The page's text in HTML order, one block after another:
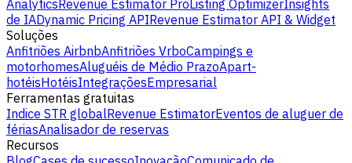
Analytics Revenue Estimator Pro Listing OptimizerInsights
de IADynamic Pricing APIRevenue Estimator API & Widget
Soluções
Anfitriões AirbnbAnfitriões VrboCampings e
motorhomesAluguéis de Médio PrazoApart-
hotéisHotéisIntegraçõesEmpresarial
Ferramentas gratuitas
Indice STR globalRevenue EstimatorEventos de aluguer de
fériasAnalisador de reservas
Recursos